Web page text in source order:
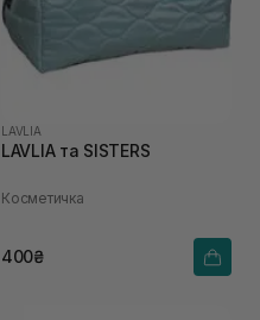
LAVLIA
LAVLIA та SISTERS
Косметичка
400₴